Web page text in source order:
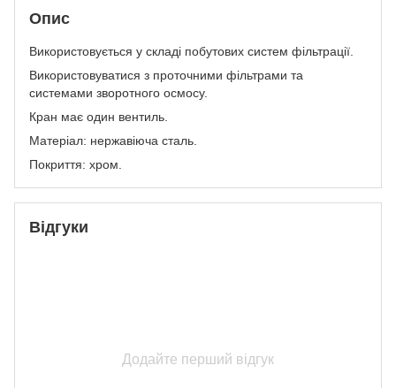
Опис
Використовується у складі побутових систем фільтрації.
Використовуватися з проточними фільтрами та
системами зворотного осмосу.
Кран має один вентиль.
Матеріал: нержавіюча сталь.
Покриття: хром.
Відгуки
Додайте перший відгук